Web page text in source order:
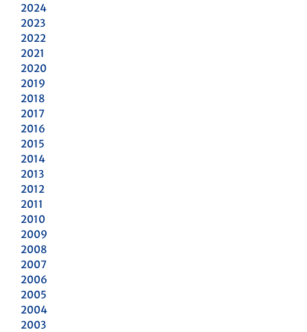
2024
2023
2022
2021
2020
2019
2018
2017
2016
2015
2014
2013
2012
2011
2010
2009
2008
2007
2006
2005
2004
2003